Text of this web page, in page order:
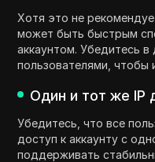
Хотя это не
может быть быстрым
аккаунтом. Убедитесь
пользователями, чтобы
Один и тот же IP
Убедитесь, что все
доступ к аккаунту с
поддерживать